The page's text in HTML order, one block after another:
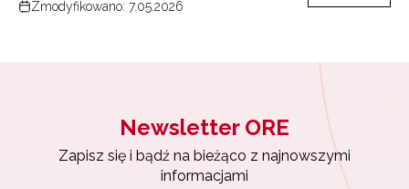
Zmodyfikowano: 7.05.2026
Newsletter ORE
Zapisz się i bądź na bieżąco z najnowszymi
informacjami
Zapisz się i bądź na bieżąco z najnowszymi
o szkoleniach i programach.
Adres e-mail: